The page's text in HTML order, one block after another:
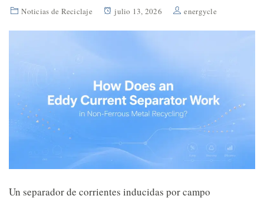
Noticias de Reciclaje julio 13, 2026 energycle
Un separador de corrientes inducidas por campo